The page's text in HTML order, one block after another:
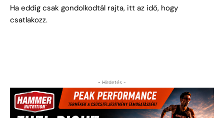
Ha eddig csak gondolkodtál rajta, itt az idő, hogy
csatlakozz.
- Hirdetés -